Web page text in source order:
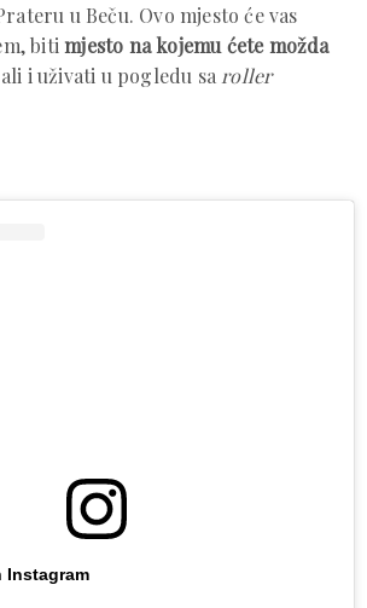
u Beču. Ovo mjesto će vas
bitimjesto na kojemu ćete možda
i uživati u pogledu sa roller
Instagram